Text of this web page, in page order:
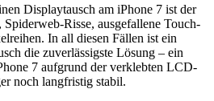
Displaytausch am iPhone 7 ist der
Risse, ausgefallene Touch-
In all diesen Fällen ist ein
die zuverlässigste Lösung – ein
7 aufgrund der verklebten LCD-
noch langfristig stabil.